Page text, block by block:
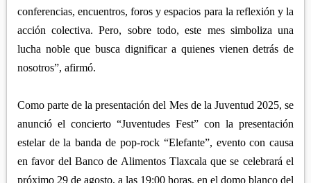
conferencias, encuentros, foros y espacios para la reflexión y la
acción colectiva. Pero, sobre todo, este mes simboliza una
lucha noble que busca dignificar a quienes vienen detrás de
nosotros”, afirmó.
Como parte de la presentación del Mes de la Juventud 2025, se
anunció el concierto “Juventudes Fest” con la presentación
estelar de la banda de pop-rock “Elefante”, evento con causa
en favor del Banco de Alimentos Tlaxcala que se celebrará el
próximo 29 de agosto, a las 19:00 horas, en el domo blanco del